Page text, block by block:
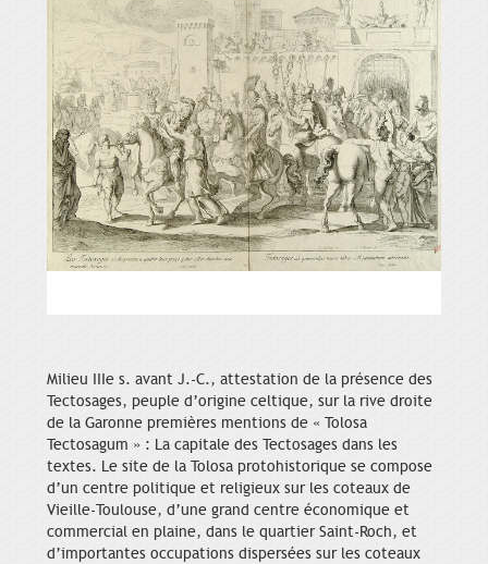
Milieu IIIe s. avant J.-C., attestation de la présence des
Tectosages, peuple d’origine celtique, sur la rive droite
de la Garonne premières mentions de « Tolosa
Tectosagum » : La capitale des Tectosages dans les
textes. Le site de la Tolosa protohistorique se compose
d’un centre politique et religieux sur les coteaux de
Vieille-Toulouse, d’une grand centre économique et
commercial en plaine, dans le quartier Saint-Roch, et
d’importantes occupations dispersées sur les coteaux